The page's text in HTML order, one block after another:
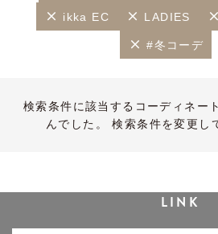
ikka EC LADIES
#冬コーデ
検索条件に該当するコーディネー
んでした。 検索条件を変更し
LINK